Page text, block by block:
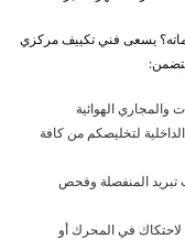
يسعى فني تكييف مركزي
والمجاري الهوائية
لتخليصكم من كافة
تبريد المنفصلة وفحص
لاحتكاك في المحرك أو